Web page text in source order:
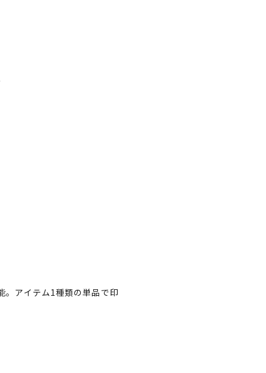
。アイテム1種類の単品で印